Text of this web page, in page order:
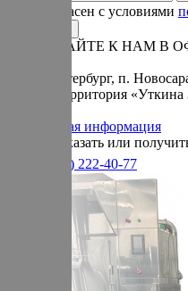
Я согласен с условиями
ПРИЕЗЖАЙТЕ К НАМ В
Санкт-Петербург, п.
частная территория
Справочная информация
Хотите заказать или
+7(905) 222-40-77